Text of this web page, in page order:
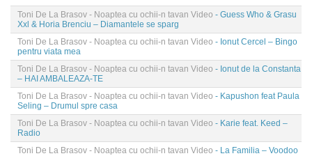
Toni De La Brasov - Noaptea cu ochii-n tavan Video - Guess Who & Grasu
Xxl & Horia Brenciu – Diamantele se sparg
Toni De La Brasov - Noaptea cu ochii-n tavan Video - Ionut Cercel – Bingo
pentru viata mea
Toni De La Brasov - Noaptea cu ochii-n tavan Video - Ionut de la Constanta
– HAI AMBALEAZA-TE
Toni De La Brasov - Noaptea cu ochii-n tavan Video - Kapushon feat Paula
Seling – Drumul spre casa
Toni De La Brasov - Noaptea cu ochii-n tavan Video - Karie feat. Keed –
Radio
Toni De La Brasov - Noaptea cu ochii-n tavan Video - La Familia – Voodoo